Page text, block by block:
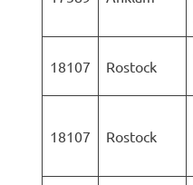
18107 Rostock
18107 Rostock